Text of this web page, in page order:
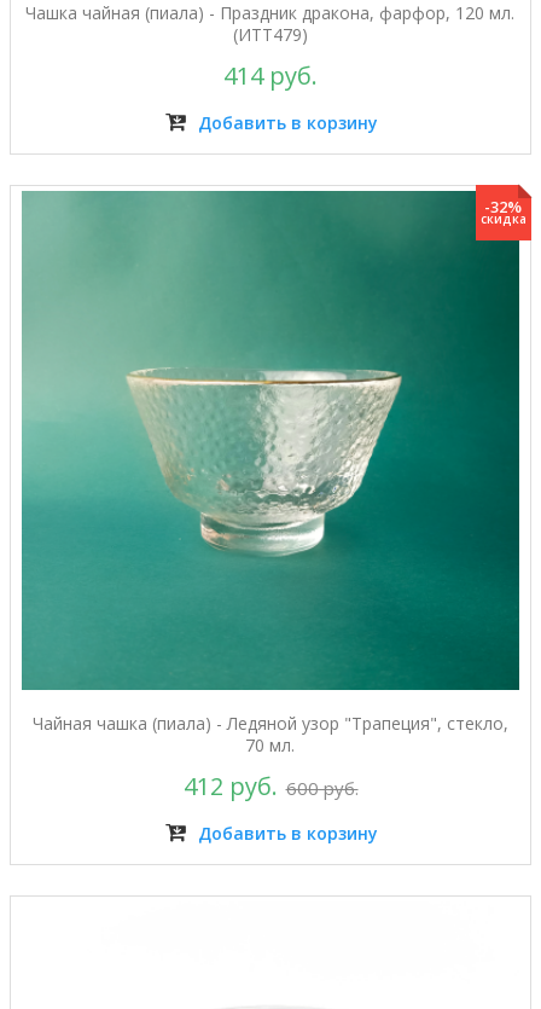
Чашка чайная (пиала) - Праздник дракона, фарфор, 120 мл.
(ИТТ479)
414 руб.
Добавить в корзину
-32%
скидка
Чайная чашка (пиала) - Ледяной узор "Трапеция", стекло,
70 мл.
412 руб. 600 руб.
Добавить в корзину